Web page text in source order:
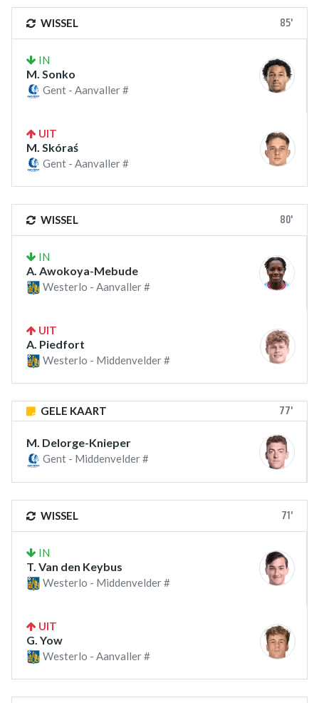
WISSEL 85'
IN
M. Sonko
Gent - Aanvaller #
UIT
M. Skóraś
Gent - Aanvaller #
WISSEL 80'
IN
A. Awokoya-Mebude
Westerlo - Aanvaller #
UIT
A. Piedfort
Westerlo - Middenvelder #
GELE KAART 77'
M. Delorge-Knieper
Gent - Middenvelder #
WISSEL 71'
IN
T. Van den Keybus
Westerlo - Middenvelder #
UIT
G. Yow
Westerlo - Aanvaller #